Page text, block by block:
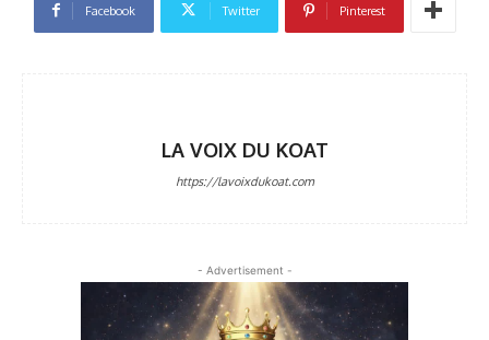
Facebook Twitter Pinterest
LA VOIX DU KOAT
https://lavoixdukoat.com
- Advertisement -